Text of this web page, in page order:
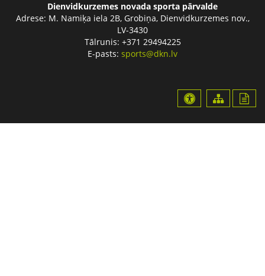
Dienvidkurzemes novada sporta pārvalde
Adrese: M. Namiķa iela 2B, Grobiņa, Dienvidkurzemes nov.,
LV-3430
Tālrunis: +371 29494225
E-pasts: sports@dkn.lv